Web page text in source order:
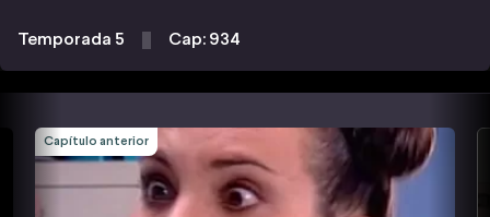
Temporada 5 Cap: 934
Capítulo anterior